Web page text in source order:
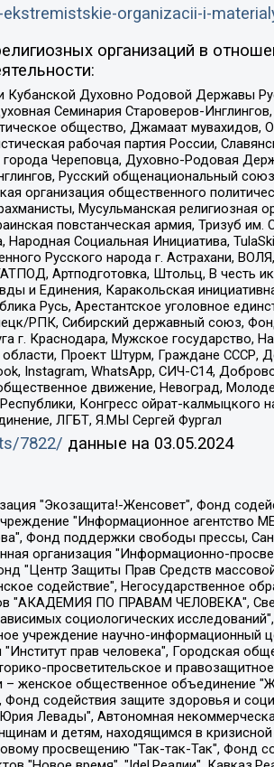
organizacii-i-
организаций в
Кубанской Духовно Родовой Державы
Семинария Староверов-
общество, Джамаат
рабочая партия России,
Череповца, Духовно-Родовая
Русский общенациональный
организация общественного
Мусульманская религиозная
повстанческая армия, Тризуб им.
Социальная Инициатива,
Русского народа г. Астрахани,
Артподготовка, Штольц, В
и Единения, Каракольская
Русь, Арестантское уголовное
РПК, Сибирский державный союз,
г. Краснодара, Мужское
Проект Штурм, Граждане СССР,
Instagram, WhatsApp, СИЧ-С14,
движение, Невоград,
Конгресс ойрат-калмыцкого
ЛГБТ, Я.МЫ Сергей Фургал
7822/ данные на 03.05.2024
Автономная некоммерческая организация "Центр по работе с проблемой насилия "НАСИЛИЮ.НЕТ", Межрегиональный профессиональный союз работников здравоохранения "Альянс врачей", Юридическое лицо, зарегистрированное в Латвийской Республике, SIA "Medusa Project" (регистрационный номер 40103797863, дата регистрации 10.06.2014), Некоммерческая организация "Фонд по борьбе с коррупцией", Автономная некоммерческая организация "Институт права и публичной политики", Баданин Роман Сергеевич, Гликин Максим Александрович, Железнова Мария Михайловна, Лукьянова Юлия Сергеевна, Маетная Елизавета Витальевна, Маняхин Петр Борисович, Чуракова Ольга Владимировна, Ярош Юлия Петровна, Юридическое лицо "The Insider SIA", зарегистрированное в Риге, Латвийская Республика (дата регистрации 26.06.2015), являющееся администратором доменного имени интернет-издания "The Insider SIA", https://theins.ru, Постернак Алексей Евгеньевич, Рубин Михаил Аркадьевич, Анин Роман Александрович, Юридическое лицо Istories fonds, зарегистрированное в Латвийской Республике (регистрационный номер 50008295751, дата регистрации 24.02.2020), Великовский Дмитрий Александрович, Долинина Ирина Николаевна, Мароховская Алеся Алексеевна, Шлейнов Роман Юрьевич, Шмагун Олеся Валентиновна, Общество с ограниченной ответственностью "Альтаир 2021", Общество с ограниченной ответственностью "Вега 2021", Общество с ограниченной ответственностью "Главный редактор 2021", Общество с ограниченной ответственностью "Ромашки монолит", Важенков Артем Валерьевич, Ивановская областная общественная организация "Центр гендерных исследований", Гурман Юрий Альбертович, Медиапроект "ОВД-Инфо", Егоров Владимир Владимирович, Жилинский Владимир Александрович, Общество с ограниченной ответственностью "ЗП", Иванова София Юрьевна, Карезина Инна Павловна, Кильтау Екатерина Викторовна, Петров Алексей Викторович, Пискунов Сергей Евгеньевич, Смирнов Сергей Сергеевич, Тихонов Михаил Сергеевич, Общество с ограниченной ответственностью "ЖУРНАЛИСТ-ИНОСТРАННЫЙ АГЕНТ", Арапова Галина Юрьевна, Вольтская Татьяна Анатольевна, Американская компания "Mason G.E.S. Anonymous Foundation" (США), являющаяся владельцем интернет-издания https://mnews.world/, Компания "Stichting Bellingcat", зарегистрированная в Нидерландах (дата регистрации 11.07.2018), Захаров Андрей Вячеславович, Клепиковская Екатерина Дмитриевна, Общество с ограниченной ответственностью "МЕМО",